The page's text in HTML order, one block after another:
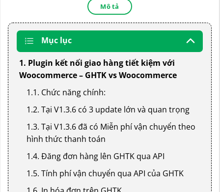
Mô tả
Mục lục
1. Plugin kết nối giao hàng tiết kiệm với
Woocommerce – GHTK vs Woocommerce
1.1. Chức năng chính:
1.2. Tại V1.3.6 có 3 update lớn và quan trọng
1.3. Tại V1.3.6 đã có Miễn phí vận chuyển theo
hình thức thanh toán
1.4. Đăng đơn hàng lên GHTK qua API
1.5. Tính phí vận chuyển qua API của GHTK